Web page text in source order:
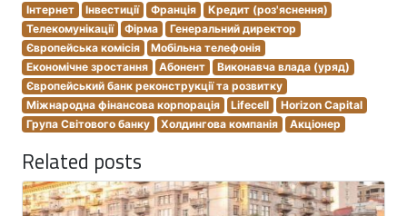
Інтернет Інвестиції Франція
Кредит (роз'яснення)
Телекомунікації
Фірма
Генеральний директор
Європейська комісія
Мобільна телефонія
Економічне зростання
Абонент
Виконавча влада (уряд)
Європейський банк реконструкції та розвитку
Міжнародна фінансова корпорація
Lifecell
Horizon Capital
Група Світового банку
Холдингова компанія Акціонер
Related posts